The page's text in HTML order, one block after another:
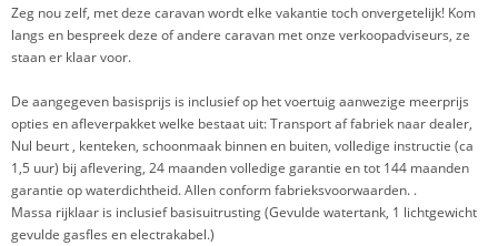
Zeg nou zelf, met deze caravan wordt elke vakantie toch onvergetelijk! Kom
langs en bespreek deze of andere caravan met onze verkoopadviseurs, ze
staan er klaar voor.
De aangegeven basisprijs is inclusief op het voertuig aanwezige meerprijs
opties en afleverpakket welke bestaat uit: Transport af fabriek naar dealer,
Nul beurt , kenteken, schoonmaak binnen en buiten, volledige instructie (ca
1,5 uur) bij aflevering, 24 maanden volledige garantie en tot 144 maanden
garantie op waterdichtheid. Allen conform fabrieksvoorwaarden. .
Massa rijklaar is inclusief basisuitrusting (Gevulde watertank, 1 lichtgewicht
gevulde gasfles en electrakabel.)